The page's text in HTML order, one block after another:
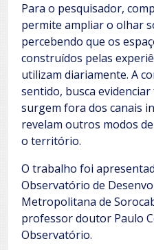
Para o pesquisador,
permite ampliar o olhar
percebendo que os
construídos pelas
utilizam diariamente. A
sentido, busca
surgem fora dos canais
revelam outros modos
o território.
O trabalho foi
Observatório de
Metropolitana de
professor doutor Paulo
Observatório.